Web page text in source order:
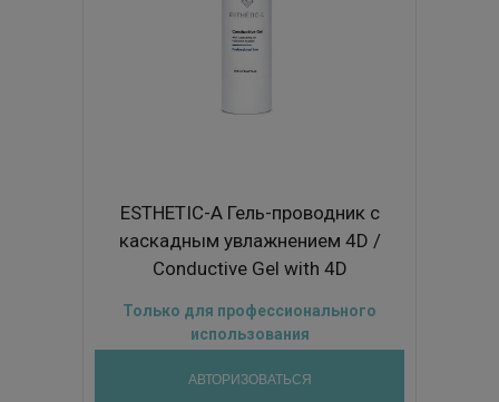
ESTHETIC-A Гель-проводник с
каскадным увлажнением 4D /
Conductive Gel with 4D
Только для профессионального
использования
АВТОРИЗОВАТЬСЯ